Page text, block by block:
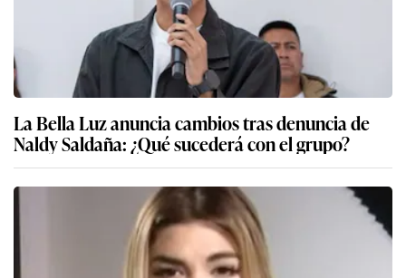
La Bella Luz anuncia cambios tras denuncia de
Naldy Saldaña: ¿Qué sucederá con el grupo?